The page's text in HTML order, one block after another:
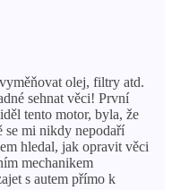
olej, filtry atd.
sehnat věci! První
tento motor, byla, že
se mi nikdy nepodaří
hledal, jak opravit věci
mechanikem
s autem přímo k